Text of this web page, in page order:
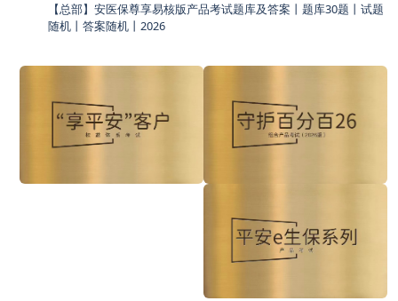
【总部】安医保尊享易核版产品考试题库及答案丨题库30题丨试题
随机丨答案随机丨2026